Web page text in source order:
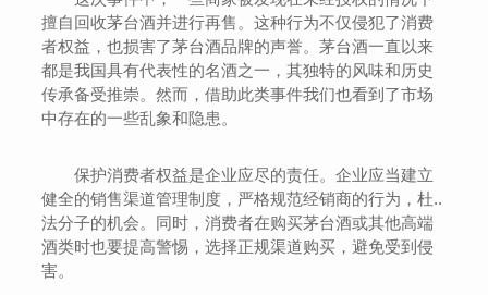
擅自回收茅台酒并进行再售。这种行为不仅侵犯了消费
者权益，也损害了茅台酒品牌的声誉。茅台酒一直以来
都是我国具有代表性的名酒之一，其独特的风味和历史
传承备受推崇。然而，借助此类事件我们也看到了市场
中存在的一些乱象和隐患。
保护消费者权益是企业应尽的责任。企业应当建立
健全的销售渠道管理制度，严格规范经销商的行为，杜..
法分子的机会。同时，消费者在购买茅台酒或其他高端
酒类时也要提高警惕，选择正规渠道购买，避免受到侵
害。